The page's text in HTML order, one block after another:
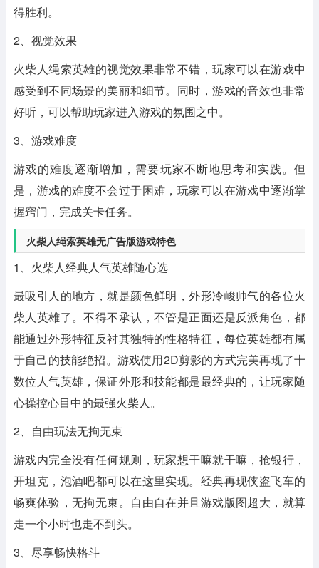
得胜利。
2、视觉效果
火柴人绳索英雄的视觉效果非常不错，玩家可以在游戏中
感受到不同场景的美丽和细节。同时，游戏的音效也非常
好听，可以帮助玩家进入游戏的氛围之中。
3、游戏难度
游戏的难度逐渐增加，需要玩家不断地思考和实践。但
是，游戏的难度不会过于困难，玩家可以在游戏中逐渐掌
握窍门，完成关卡任务。
火柴人绳索英雄无广告版游戏特色
1、火柴人经典人气英雄随心选
最吸引人的地方，就是颜色鲜明，外形冷峻帅气的各位火
柴人英雄了。不得不承认，不管是正面还是反派角色，都
能通过外形特征反衬其独特的性格特征，每位英雄都有属
于自己的技能绝招。游戏使用2D剪影的方式完美再现了十
数位人气英雄，保证外形和技能都是最经典的，让玩家随
心操控心目中的最强火柴人。
2、自由玩法无拘无束
游戏内完全没有任何规则，玩家想干嘛就干嘛，抢银行，
开坦克，泡酒吧都可以在这里实现。经典再现侠盗飞车的
畅爽体验，无拘无束。自由自在并且游戏版图超大，就算
走一个小时也走不到头。
3、尽享畅快格斗